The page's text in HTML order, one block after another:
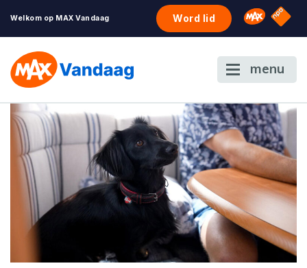
Welkom op MAX Vandaag Word lid Omroep
NPO
menu